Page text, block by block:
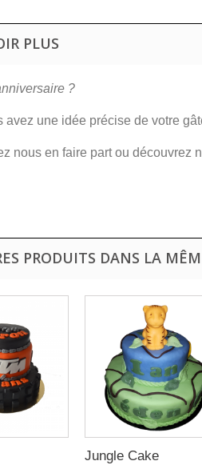
PLUS
?
avez une idée précise de votre
nous en faire part ou découvrez
PRODUITS DANS LA
Jungle Cake